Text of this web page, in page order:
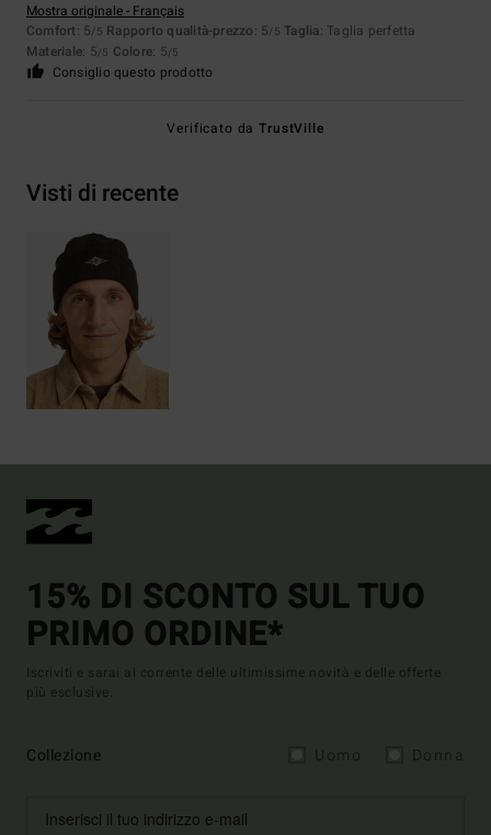
Mostra originale - Français
Comfort: 5/5 Rapporto qualità-prezzo: 5/5 Taglia: Taglia perfetta
Materiale: 5/5 Colore: 5/5
Consiglio questo prodotto
Verificato daTrustVille
Visti di recente
15% DI SCONTO SUL TUO
PRIMO ORDINE*
Iscriviti e sarai al corrente delle ultimissime novità e delle offerte
più esclusive.
Collezione